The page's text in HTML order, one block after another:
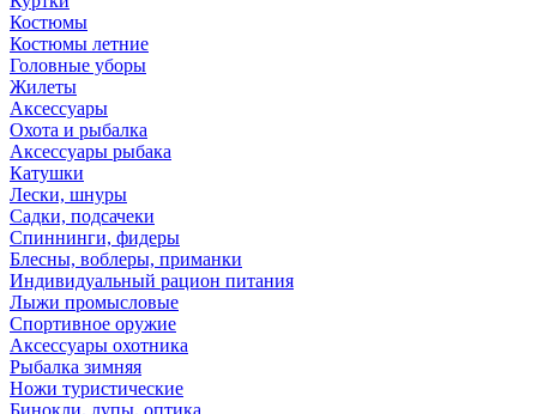
Костюмы
Костюмы летние
Головные уборы
Жилеты
Аксессуары
Охота и рыбалка
Аксессуары рыбака
Катушки
Лески, шнуры
Садки, подсачеки
Спиннинги, фидеры
Блесны, воблеры, приманки
Индивидуальный рацион питания
Лыжи промысловые
Спортивное оружие
Аксессуары охотника
Рыбалка зимняя
Ножи туристические
Бинокли, лупы, оптика